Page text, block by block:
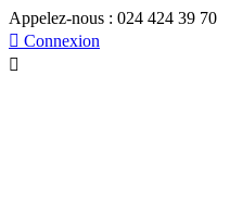
Appelez-nous : 024 424 39 70
 Connexion
